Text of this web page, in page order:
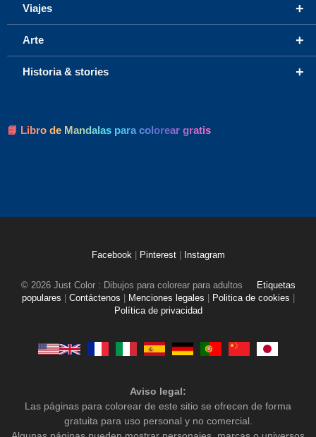
+
Viajes
+
Arte
+
Historia & stories
📘 Libro de Mandalas para colorear gratis
Facebook Pinterest Instagram
© 2026 Just Color : Dibujos para colorear para adultos
Etiquetas
populares
Contáctenos Menciones legales Politica de cookies
Política de privacidad
Aviso legal:
Las páginas para colorear de este sitio se ofrecen de forma
gratuita para uso personal y no comercial.